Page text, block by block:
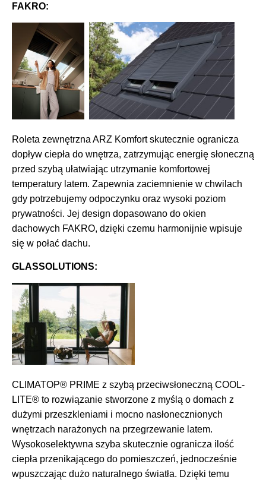
FAKRO:
Roleta zewnętrzna ARZ Komfort skutecznie ogranicza
dopływ ciepła do wnętrza, zatrzymując energię słoneczną
przed szybą ułatwiając utrzymanie komfortowej
temperatury latem. Zapewnia zaciemnienie w chwilach
gdy potrzebujemy odpoczynku oraz wysoki poziom
prywatności. Jej design dopasowano do okien
dachowych FAKRO, dzięki czemu harmonijnie wpisuje
się w połać dachu.
GLASSOLUTIONS:
CLIMATOP® PRIME z szybą przeciwsłoneczną COOL-
LITE® to rozwiązanie stworzone z myślą o domach z
dużymi przeszkleniami i mocno nasłonecznionych
wnętrzach narażonych na przegrzewanie latem.
Wysokoselektywna szyba skutecznie ogranicza ilość
ciepła przenikającego do pomieszczeń, jednocześnie
wpuszczając dużo naturalnego światła. Dzięki temu